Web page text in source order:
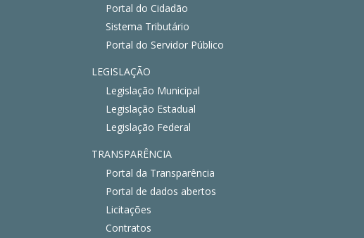
Portal do Cidadão
Sistema Tributário
Portal do Servidor Público
LEGISLAÇÃO
Legislação Municipal
Legislação Estadual
Legislação Federal
TRANSPARÊNCIA
Portal da Transparência
Portal de dados abertos
Licitações
Contratos